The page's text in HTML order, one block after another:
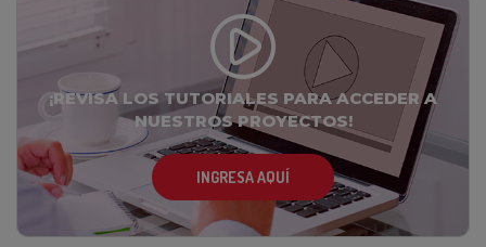
¡REVISA LOS TUTORIALES PARA ACCEDER A
NUESTROS PROYECTOS!
INGRESA AQUÍ